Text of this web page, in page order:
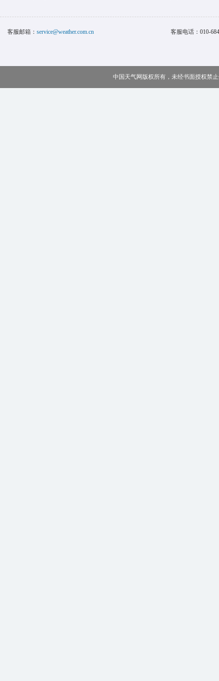
客服邮箱： service@weather.com.cn 客服电话： 010-
中国天气网版权所有，未经书面授权